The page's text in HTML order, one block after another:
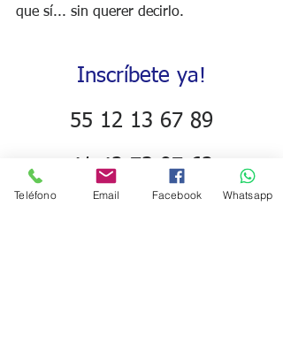
que sí... sin querer decirlo.
Inscríbete ya!
55 12 13 67 89
41 42 73 97 62
enlace@gcretailconsultore
Teléfono Email Facebook Whatsapp